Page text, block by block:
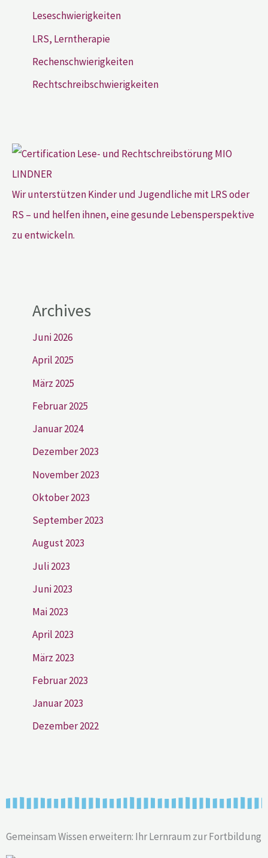
Leseschwierigkeiten
LRS, Lerntherapie
Rechenschwierigkeiten
Rechtschreibschwierigkeiten
Wir unterstützen Kinder und Jugendliche mit LRS oder
RS – und helfen ihnen, eine gesunde Lebensperspektive
zu entwickeln.
Archives
Juni 2026
April 2025
März 2025
Februar 2025
Januar 2024
Dezember 2023
November 2023
Oktober 2023
September 2023
August 2023
Juli 2023
Juni 2023
Mai 2023
April 2023
März 2023
Februar 2023
Januar 2023
Dezember 2022
Gemeinsam Wissen erweitern: Ihr Lernraum zur Fortbildung